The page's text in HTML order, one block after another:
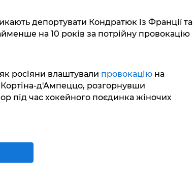
депортувати Кондратюк із Франції та
на 10 років за потрійну провокацію
росіяни влаштували провокацію на
Кортіна-д'Ампеццо, розгорнувши
під час хокейного поєдинка жіночих